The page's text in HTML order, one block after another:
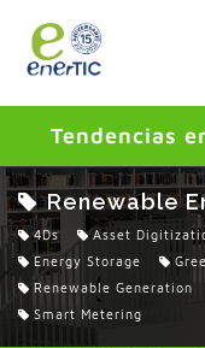
Tendencias
Renewable
4Ds Asset
Energy Storage
Renewable Generation
Smart Metering